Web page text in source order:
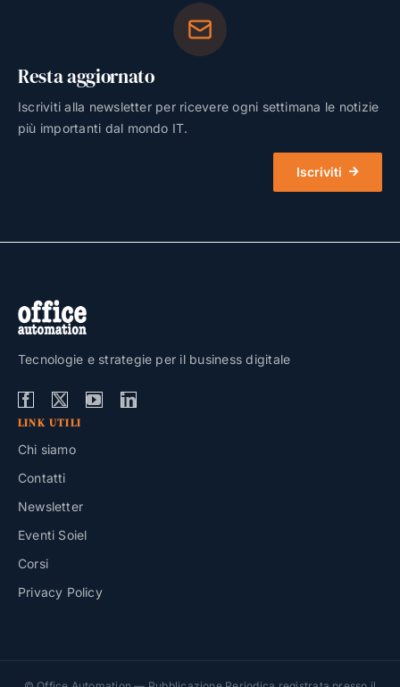
Resta aggiornato
Iscriviti alla newsletter per ricevere ogni settimana le notizie
più importanti dal mondo IT.
Iscriviti
Tecnologie e strategie per il business digitale
LINK UTILI
Chi siamo
Contatti
Newsletter
Eventi Soiel
Corsi
Privacy Policy